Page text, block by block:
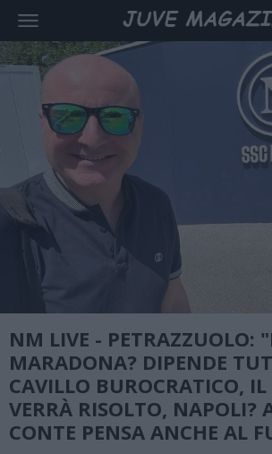
NM LIVE - PETRAZZUOLO:
MARADONA? DIPENDE
CAVILLO BUROCRATICO,
VERRÀ RISOLTO, NAPOLI?
CONTE PENSA ANCHE AL